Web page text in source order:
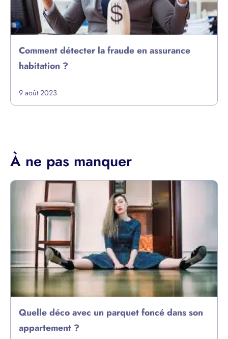
Comment détecter la fraude en assurance
habitation ?
9 août 2023
À ne pas manquer
Quelle déco avec un parquet foncé dans son
appartement ?